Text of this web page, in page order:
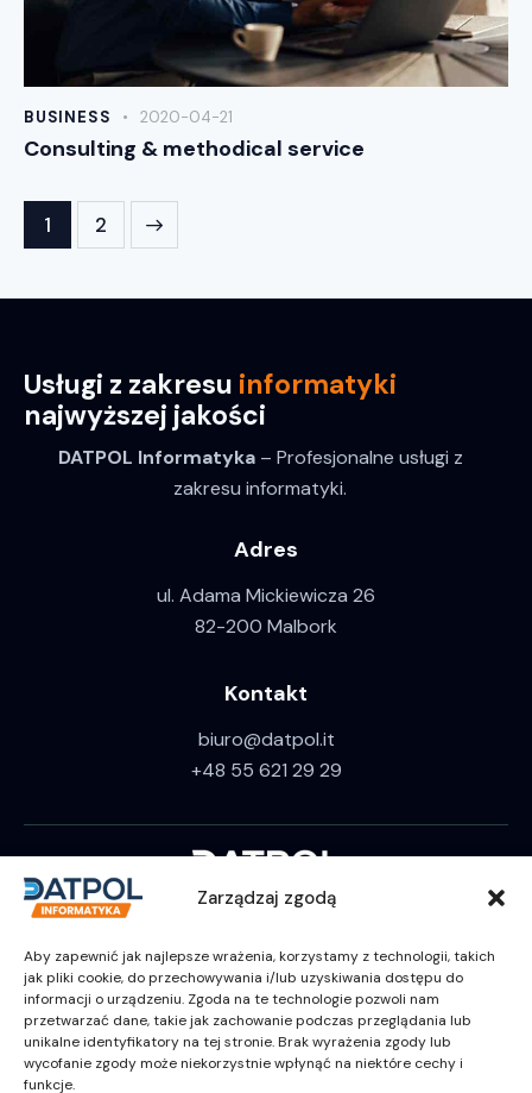
Zarządzaj zgodą
Aby zapewnić jak najlepsze wrażenia, korzystamy z technologii, takich
jak pliki cookie, do przechowywania i/lub uzyskiwania dostępu do
informacji o urządzeniu. Zgoda na te technologie pozwoli nam
przetwarzać dane, takie jak zachowanie podczas przeglądania lub
unikalne identyfikatory na tej stronie. Brak wyrażenia zgody lub
wycofanie zgody może niekorzystnie wpłynąć na niektóre cechy i
funkcje.
BUSINESS 2020-04-21
Consulting & methodical service
1 2
Usługi z zakresu informatyki
najwyższej jakości
DATPOL Informatyka– Profesjonalne usługi z
zakresu informatyki.
Adres
ul. Adama Mickiewicza 26
82-200 Malbork
Kontakt
biuro@datpol.it
+48 55 621 29 29